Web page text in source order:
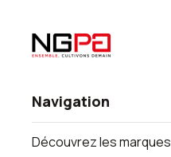
Navigation
Découvrez les marques